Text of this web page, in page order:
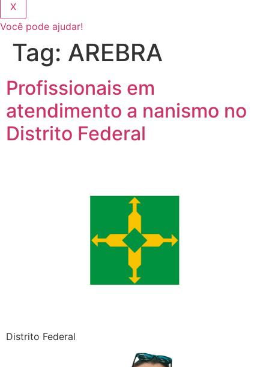
X
Você pode ajudar!
Tag: AREBRA
Profissionais em
atendimento a nanismo no
Distrito Federal
Distrito Federal